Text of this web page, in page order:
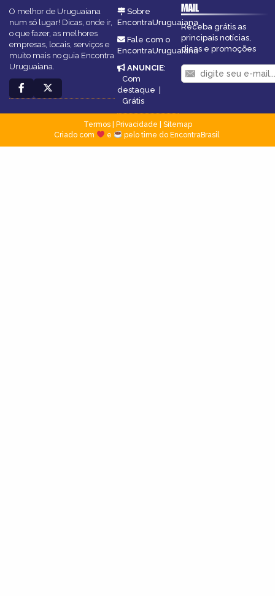
O melhor de Uruguaiana
num só lugar! Dicas, onde ir,
o que fazer, as melhores
empresas, locais, serviços e
muito mais no guia Encontra
Uruguaiana.
Sobre
EncontraUruguaiana
Fale com o
EncontraUruguaiana
ANUNCIE:
Com
destaque |
Grátis
MAIL
Receba grátis as
principais notícias,
dicas e promoções
Termos| Privacidade
Sitemap
Criado com
e pelo time do EncontraBrasil